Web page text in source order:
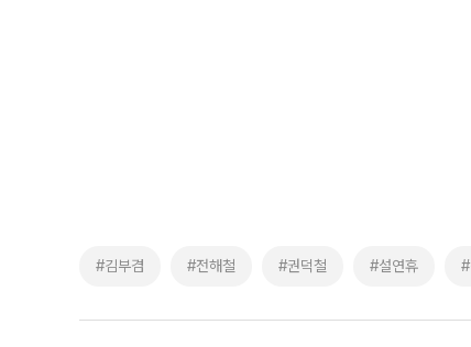
#김부겸 #전해철 #권덕철 #설연휴